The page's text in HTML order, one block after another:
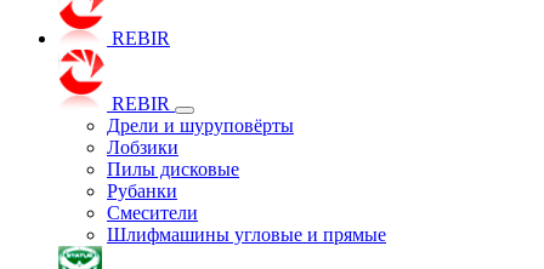
REBIR
REBIR
Дрели и шуруповёрты
Лобзики
Пилы дисковые
Рубанки
Смесители
Шлифмашины угловые и прямые